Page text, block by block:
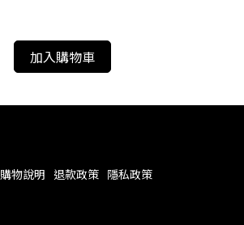
加入購物車
購物說明 退款政策 隱私政策